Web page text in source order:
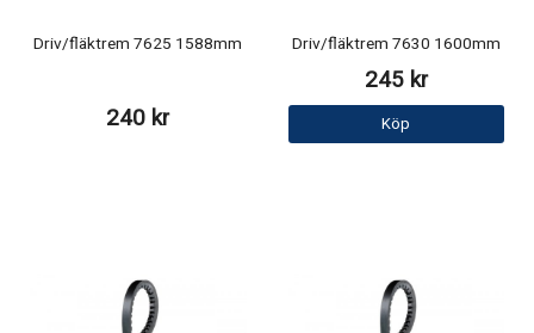
Driv/fläktrem 7625 1588mm
240 kr
Driv/fläktrem 7630 1600mm
245 kr
Köp